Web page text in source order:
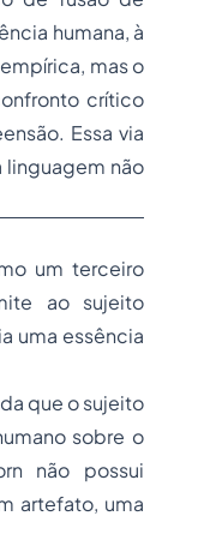
humana, à
mas o
crítico
Essa via
não
um terceiro
ao sujeito
uma essência
que o sujeito
sobre o
não possui
artefato, uma